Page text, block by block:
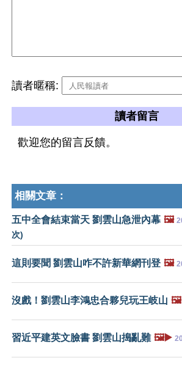
讀者暱稱:
讀者留言
歡迎您的留言反饋。
相關文章：
五中全會結束當天 劉雲山急泄內幕 🖼️
次)
這則要聞 劉雲山咋不許新華網刊登 🖼️
沒戲！劉雲山李鴻忠合夥兒玩王岐山 🖼️
習近平建英文臉書 劉雲山搗亂難 🖼️▶️